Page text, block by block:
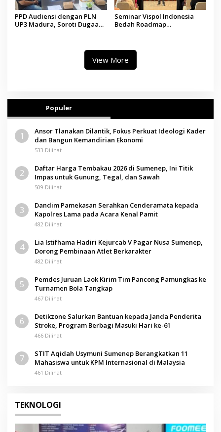
PPD Audiensi dengan PLN
UP3 Madura, Soroti Dugaan
Seminar Vispol Indonesia
Bedah Roadmap
Jadi Kunci
View More
Populer
1
Ansor Tlanakan Dilantik, Fokus Perkuat Ideologi Kader
dan Bangun Kemandirian Ekonomi
533 Dilihat
2
Daftar Harga Tembakau 2026 di Sumenep, Ini Titik
Impas untuk Gunung, Tegal, dan Sawah
509 Dilihat
3
Dandim Pamekasan Serahkan Cenderamata kepada
Kapolres Lama pada Acara Kenal Pamit
482 Dilihat
4
Lia Istifhama Hadiri Kejurcab V Pagar Nusa Sumenep,
Dorong Pembinaan Atlet Berkarakter
482 Dilihat
5
Pemdes Juruan Laok Kirim Tim Pancong Pamungkas ke
Turnamen Bola Tangkap
467 Dilihat
6
Detikzone Salurkan Bantuan kepada Janda Penderita
Stroke, Program Berbagi Masuki Hari ke-61
466 Dilihat
7
STIT Aqidah Usymuni Sumenep Berangkatkan 11
Mahasiswa untuk KPM Internasional di Malaysia
461 Dilihat
TEKNOLOGI